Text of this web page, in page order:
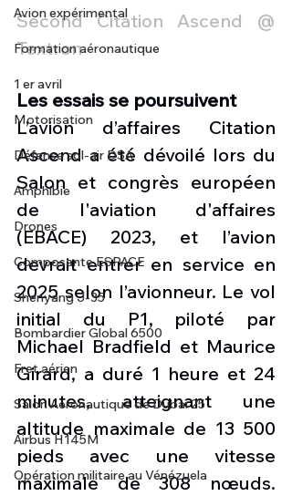
Avion expérimental
Formation aéronautique
1 er avril
Motorisation
Défense sol-air DSA
Amphibie
Drones
Composante ESPACE
Shenyang J-35
Bombardier Global 6500
Fret aérien
Salon Aéronautique de Dubaï 25
Airbus H145M
Opération militaire au Vénézuela
Second Citation Ascend @
Textron
Les essais se poursuivent
L’avion d’affaires Citation
Ascend a été dévoilé lors du
Salon et congrès européen
de l'aviation d'affaires
(EBACE) 2023, et l’avion
devrait entrer en service en
2025 selon l’avionneur. Le vol
initial du P1, piloté par
Michael Bradfield et Maurice
Girard, a duré 1 heure et 24
minutes, atteignant une
altitude maximale de 13 500
pieds avec une vitesse
maximale de 308 nœuds.